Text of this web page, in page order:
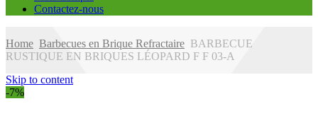
Contactez-nous
Home Barbecues en Brique Refractaire BARBECUE
RUSTIQUE EN BRIQUES LÉOPARD F F 03-A
Skip to content
-7%